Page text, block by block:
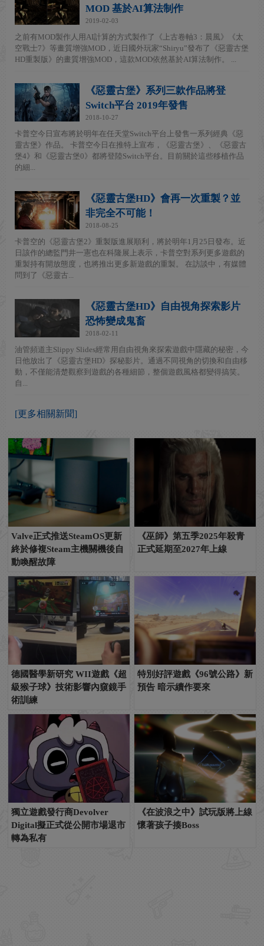
MOD 基於AI算法制作
2019-02-03
之前有MOD製作人用AI計算的方式製作了《上古卷軸3：晨風》《太
空戰士7》等畫質增強MOD，近日國外玩家“Shiryu”發布了《惡靈古堡
HD重製版》的畫質增強MOD，這款MOD依然基於AI算法制作。 ...
《惡靈古堡》系列三款作品將登
Switch平台 2019年發售
2018-10-27
卡普空今日宣布將於明年在任天堂Switch平台上發售一系列經典《惡
靈古堡》作品。 卡普空今日在推特上宣布，《惡靈古堡》、《惡靈古
堡4》和《惡靈古堡0》都將登陸Switch平台。目前關於這些移植作品
的細...
《惡靈古堡HD》會再一次重製？並
非完全不可能！
2018-08-25
卡普空的《惡靈古堡2》重製版進展順利，將於明年1月25日發布。近
日該作的總監門井一憲也在科隆展上表示，卡普空對系列更多遊戲的
重製持有開放態度，也將推出更多新遊戲的重製。 在訪談中，有媒體
問到了《惡靈古...
《惡靈古堡HD》自由視角探索影片
恐怖變成鬼畜
2018-02-11
油管頻道主Slippy Slides經常用自由視角來探索遊戲中隱藏的秘密，今
日他放出了《惡靈古堡HD》探秘影片。通過不同視角的切換和自由移
動，不僅能清楚觀察到遊戲的各種細節，整個遊戲風格都變得搞笑。
自...
[更多相關新聞]
Valve正式推送SteamOS更新
終於修複Steam主機關機後自
動喚醒故障
《巫師》第五季2025年殺青
正式延期至2027年上線
德國醫學新研究 WII遊戲《超
級猴子球》技術影響內窺鏡手
術訓練
特別好評遊戲《96號公路》新
預告 暗示續作要來
獨立遊戲發行商Devolver
Digital擬正式從公開市場退市
轉為私有
《在波浪之中》試玩版將上線
懷著孩子揍Boss